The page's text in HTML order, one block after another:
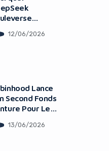
12/06/2026
Lance
Second Fonds
Pour Les
13/06/2026